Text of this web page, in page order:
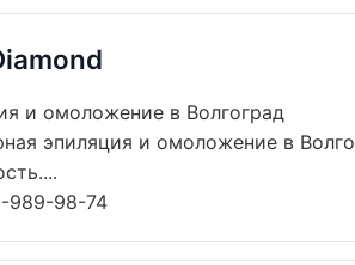
и омоложение в Волгоград
эпиляция и омоложение в
989-98-74